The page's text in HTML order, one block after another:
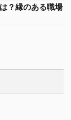
？縁のある職場